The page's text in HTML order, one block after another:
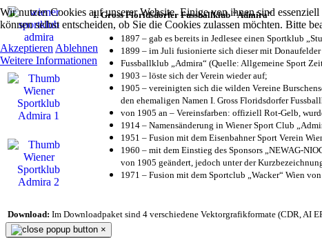
Wir nutzen Cookies auf unserer Website. Einige von ihnen sind
können selbst entscheiden, ob Sie die Cookies zulassen möchten. Bitte
Akzeptieren Ablehnen
Weitere Informationen
I. Gross Floridsdorfer Fussballklub "Admira"
1897 – gab es bereits in Jedlesee einen Sportklub
1899 – im Juli fusionierte sich dieser mit
Fussballklub „Admira“ (Quelle: Allgemeine Sport
1903 – löste sich der Verein wieder auf;
1905 – vereinigten sich die wilden Vereine
den ehemaligen Namen I. Gross Floridsdorfer
von 1905 an – Vereinsfarben: offiziell Rot-Gelb,
1914 – Namensänderung in Wiener Sport Club
1951 – Fusion mit dem Eisenbahner Sport Verein
1960 – mit dem Einstieg des Sponsors „NEWAG-
von 1905 geändert, jedoch unter der
1971 – Fusion mit dem Sportclub „Wacker“ Wien
Download: Im Downloadpaket sind 4 verschiedene Vektorgrafikformate (CDR, AI
×